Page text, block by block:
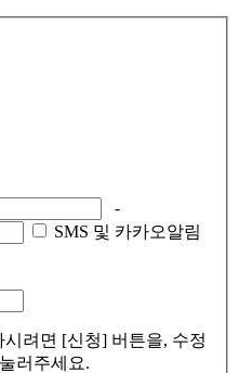
-
SMS 및 카카오알림
려면 [신청] 버튼을, 수정
러주세요.